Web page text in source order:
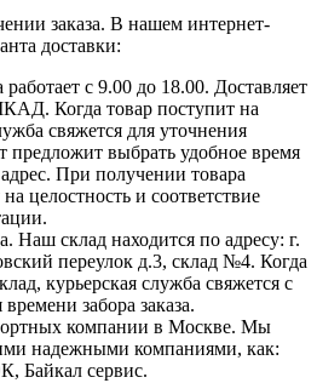
заказа. В нашем интернет-
доставки:
работает с 9.00 до 18.00. Доставляет
Когда товар поступит на
свяжется для уточнения
предложит выбрать удобное время
При получении товара
целостность и соответствие
Наш склад находится по адресу: г.
переулок д.3, склад №4. Когда
курьерская служба свяжется с
забора заказа.
компании в Москве. Мы
надежными компаниями, как:
Байкал сервис.